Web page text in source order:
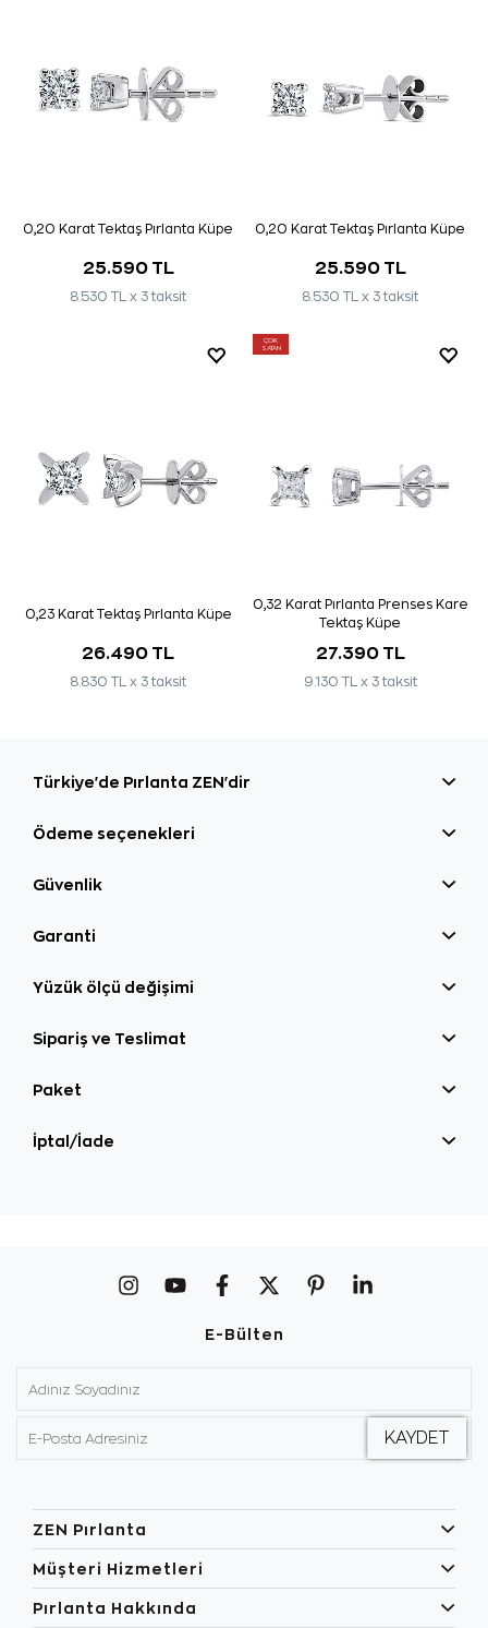
0,20 Karat Tektaş Pırlanta Küpe
25.590 TL
8.530 TL x 3 taksit
0,20 Karat Tektaş Pırlanta Küpe
25.590 TL
8.530 TL x 3 taksit
0,23 Karat Tektaş Pırlanta Küpe
26.490 TL
8.830 TL x 3 taksit
ÇOK
SATAN
0,32 Karat Pırlanta Prenses Kare
Tektaş Küpe
27.390 TL
9.130 TL x 3 taksit
Türkiye'de Pırlanta ZEN'dir
Ödeme seçenekleri
Güvenlik
Garanti
Yüzük ölçü değişimi
Sipariş ve Teslimat
Paket
İptal/İade
E-Bülten
ZEN Pırlanta
Müşteri Hizmetleri
Pırlanta Hakkında